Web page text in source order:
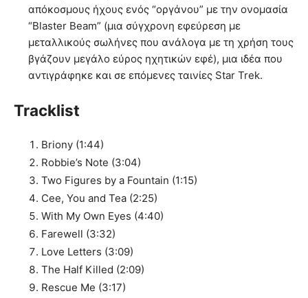
απόκοσμους ήχους ενός “οργάνου” με την ονομασία
“Blaster Beam” (μια σύγχρονη εφεύρεση με
μεταλλικούς σωλήνες που ανάλογα με τη χρήση τους
βγάζουν μεγάλο εύρος ηχητικών εφέ), μια ιδέα που
αντιγράφηκε και σε επόμενες ταινίες Star Trek.
Tracklist
Briony (1:44)
Robbie’s Note (3:04)
Two Figures by a Fountain (1:15)
Cee, You and Tea (2:25)
With My Own Eyes (4:40)
Farewell (3:32)
Love Letters (3:09)
The Half Killed (2:09)
Rescue Me (3:17)